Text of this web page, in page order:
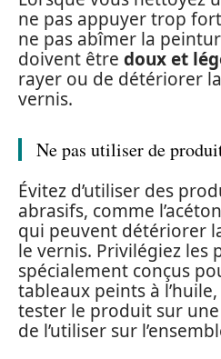
ne pas appuyer trop
ne pas abîmer la
doivent être doux et
rayer ou de détériorer
vernis.
Ne pas utiliser de
Évitez d’utiliser des
abrasifs, comme
qui peuvent détériorer
le vernis. Privilégiez les
spécialement conçus
tableaux peints à
tester le produit sur
de l’utiliser sur